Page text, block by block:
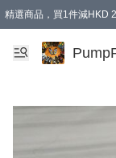
精選商品，買1件減HKD
AAPE商品,會員專享9折
精選商品，任選買2件或
購物滿 HKD 800.00即享